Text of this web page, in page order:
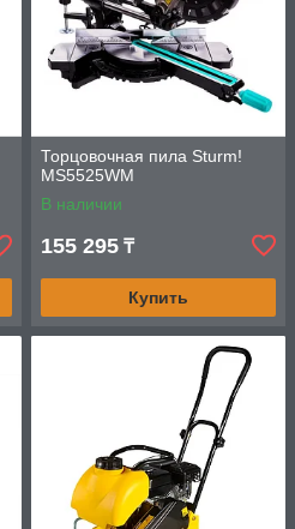
Торцовочная пила Sturm!
MS5525WM
В наличии
155 295 ₸
Купить